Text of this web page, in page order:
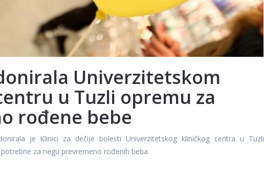
Univerzitetskom
u Tuzli opremu za
rođene bebe
je Klinici za dečije bolesti Univerzitetskog kliničkog centra u Tuzli
za negu prevremeno rođenih beba.